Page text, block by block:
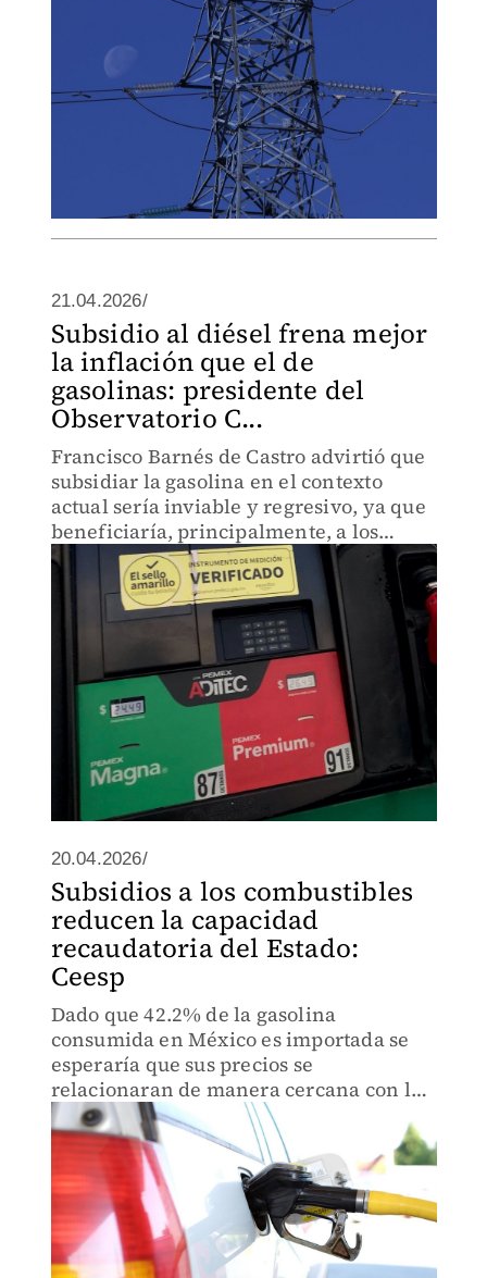
21.04.2026/
Subsidio al diésel frena mejor
la inflación que el de
gasolinas: presidente del
Observatorio C...
Francisco Barnés de Castro advirtió que
subsidiar la gasolina en el contexto
actual sería inviable y regresivo, ya que
beneficiaría, principalmente, a los
sectores de mayores ingresos.
20.04.2026/
Subsidios a los combustibles
reducen la capacidad
recaudatoria del Estado:
Ceesp
Dado que 42.2% de la gasolina
consumida en México es importada se
esperaría que sus precios se
relacionaran de manera cercana con los
precios de referencia internacional del
crudo, dicen